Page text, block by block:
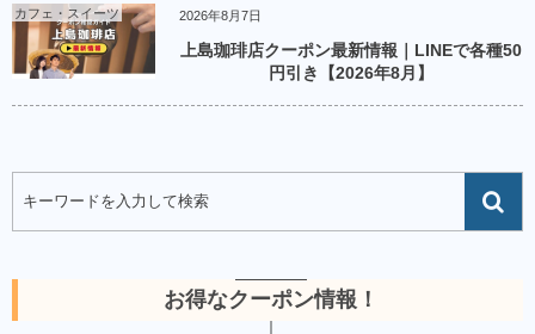
カフェ・スイーツ 2026年8月7日
上島珈琲店クーポン最新情報｜LINEで各種50
円引き【2026年8月】
お得なクーポン情報！